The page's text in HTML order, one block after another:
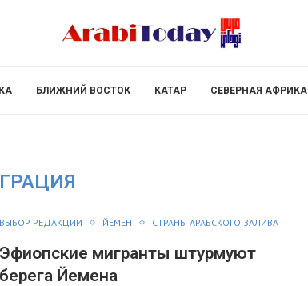
БЛИЖНИЙ ВОСТОК КАТАР СЕВЕРНАЯ АФРИКА
ВЫБОР РЕДАКЦИИ ЙЕМЕН СТРАНЫ АРАБСКОГО ЗАЛИВА
Эфиопские мигранты штурмуют
берега Йемена